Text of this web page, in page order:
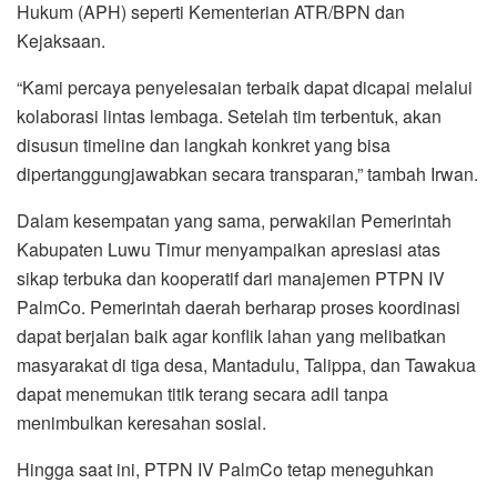
Hukum (APH) seperti Kementerian ATR/BPN dan
Kejaksaan.
“Kami percaya penyelesaian terbaik dapat dicapai melalui
kolaborasi lintas lembaga. Setelah tim terbentuk, akan
disusun timeline dan langkah konkret yang bisa
dipertanggungjawabkan secara transparan,” tambah Irwan.
Dalam kesempatan yang sama, perwakilan Pemerintah
Kabupaten Luwu Timur menyampaikan apresiasi atas
sikap terbuka dan kooperatif dari manajemen PTPN IV
PalmCo. Pemerintah daerah berharap proses koordinasi
dapat berjalan baik agar konflik lahan yang melibatkan
masyarakat di tiga desa, Mantadulu, Talippa, dan Tawakua
dapat menemukan titik terang secara adil tanpa
menimbulkan keresahan sosial.
Hingga saat ini, PTPN IV PalmCo tetap meneguhkan